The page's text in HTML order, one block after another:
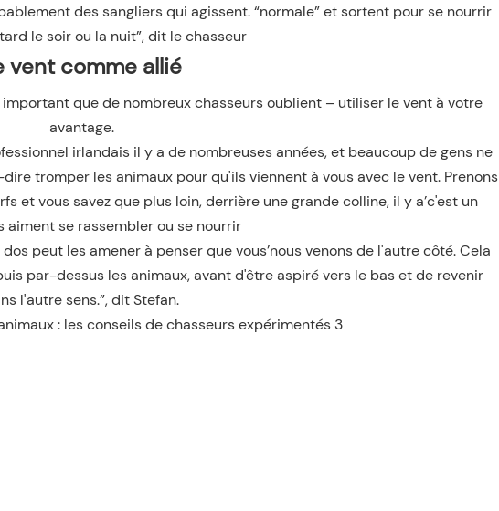
des sangliers qui agissent. “normale” et sortent pour se nourrir
le soir ou la nuit”, dit le chasseur
vent comme allié
que de nombreux chasseurs oublient – utiliser le vent à votre
avantage.
irlandais il y a de nombreuses années, et beaucoup de gens ne
tromper les animaux pour qu'ils viennent à vous avec le vent. Prenons
et vous savez que plus loin, derrière une grande colline, il y a’c'est un
aiment se rassembler ou se nourrir
peut les amener à penser que vous’nous venons de l'autre côté. Cela
par-dessus les animaux, avant d'être aspiré vers le bas et de revenir
l'autre sens.”, dit Stefan.